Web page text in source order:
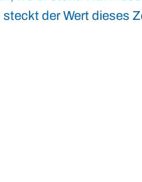
der Wert dieses